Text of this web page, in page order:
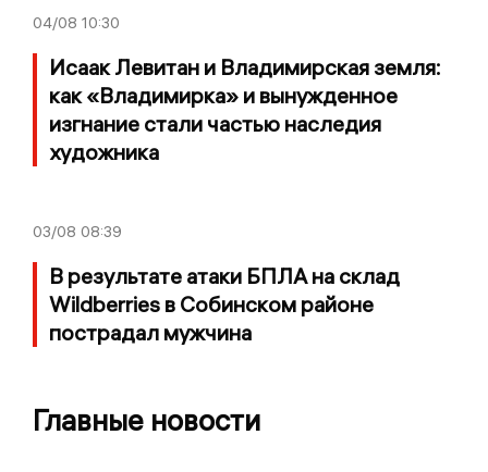
04/08 10:30
Исаак Левитан и Владимирская земля:
как «Владимирка» и вынужденное
изгнание стали частью наследия
художника
03/08 08:39
В результате атаки БПЛА на склад
Wildberries в Собинском районе
пострадал мужчина
Главные новости